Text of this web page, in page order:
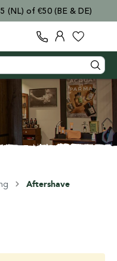
direct verzonden
Aftershave